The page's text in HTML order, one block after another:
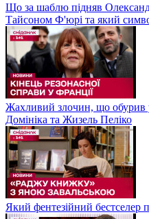
Що за шаблю підняв
Тайсоном Ф'юрі та який
Жахливий злочин, що обурив
Домініка та Жизель Пеліко
Який фентезійний бестселер